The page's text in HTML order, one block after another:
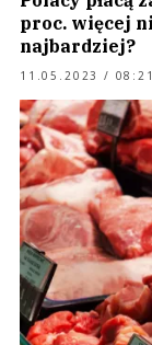
proc. więcej
najbardziej?
11.05.2023 / 08:21